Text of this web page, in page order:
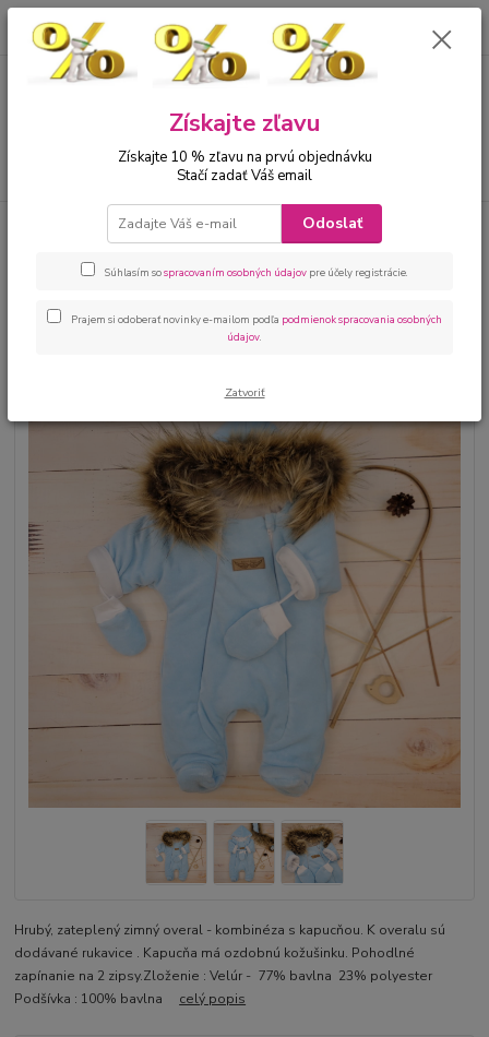
00421 905 612848 za0 €
Kojenecké kombinézy
Zimná kojenecká kombinéza
modrá kožušinka
Zimná kojenecká kombinéza
modrá kožušinka
Hrubý, zateplený zimný overal - kombinéza s kapucňou. K overalu sú
dodávané rukavice . Kapucňa má ozdobnú kožušinku. Pohodlné
zapínanie na 2 zipsy.Zloženie : Velúr - 77% bavlna 23% polyester
Podšívka : 100% bavlna celý popis
Získajte zľavu
Získajte 10 % zľavu na prvú objednávku
Stačí zadať Váš email
Odoslať
Súhlasím sospracovaním osobných údajov pre účely registrácie.
Prajem si odoberať novinky e-mailom podľa podmienok spracovania osobných
údajov.
Zatvoriť